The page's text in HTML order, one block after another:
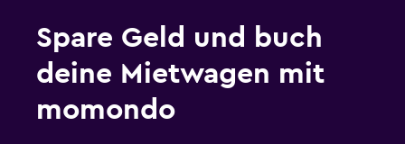
Spare Geld und buch
deine Mietwagen mit
momondo